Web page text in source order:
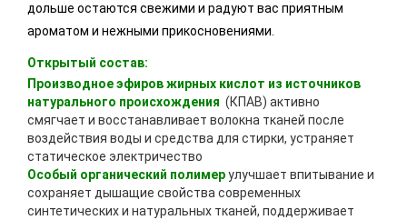
дольше остаются свежими и радуют вас приятным
ароматом и нежными прикосновениями.
Открытый состав:
Производное эфиров жирных кислот из источников
натурального происхождения (КПАВ) активно
смягчает и восстанавливает волокна тканей после
воздействия воды и средства для стирки, устраняет
статическое электричество
Особый органический полимерулучшает впитывание и
сохраняет дышащие свойства современных
синтетических и натуральных тканей, поддерживает